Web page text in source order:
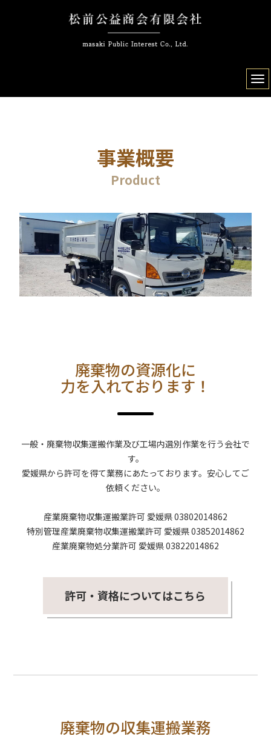
事業概要
Product
廃棄物の資源化に
力を入れております！
一般・廃棄物収集運搬作業及び工場内選別作業を行う会社で
す。
愛媛県から許可を得て業務にあたっております。安心してご
依頼ください。
産業廃棄物収集運搬業許可 愛媛県 03802014862
特別管理産業廃棄物収集運搬業許可 愛媛県 03852014862
産業廃棄物処分業許可 愛媛県 03822014862
許可・資格についてはこちら
廃棄物の収集運搬業務